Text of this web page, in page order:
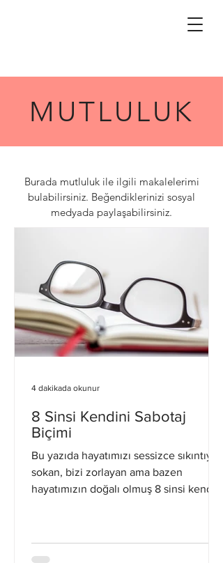
MUTLULUK
Burada mutluluk ile ilgili makalelerimi
bulabilirsiniz. Beğendiklerinizi sosyal
medyada paylaşabilirsiniz.
8 Sinsi Kendini Sabotaj
Biçimi
Bu yazıda hayatımızı sessizce sıkıntıya
sokan, bizi zorlayan ama bazen
hayatımızın doğalı olmuş 8 sinsi kendi
4 dakikada okunur